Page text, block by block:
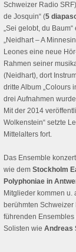
Schweizer Radio
de Josquin“ (5
„Sei gelobt, du
„Neidhart – A
Leones eine neue
Rahmen seiner
(Neidhart), dort
dritte Album „Colours
drei Aufnahmen
Mit der 2014
Wolkenstein“ setzte
Mittelalters fort.
Das Ensemble
wie dem Stockholm
Polyphoniae in
Mitglieder kommen u.
berühmten
führenden
Solisten wie Andreas